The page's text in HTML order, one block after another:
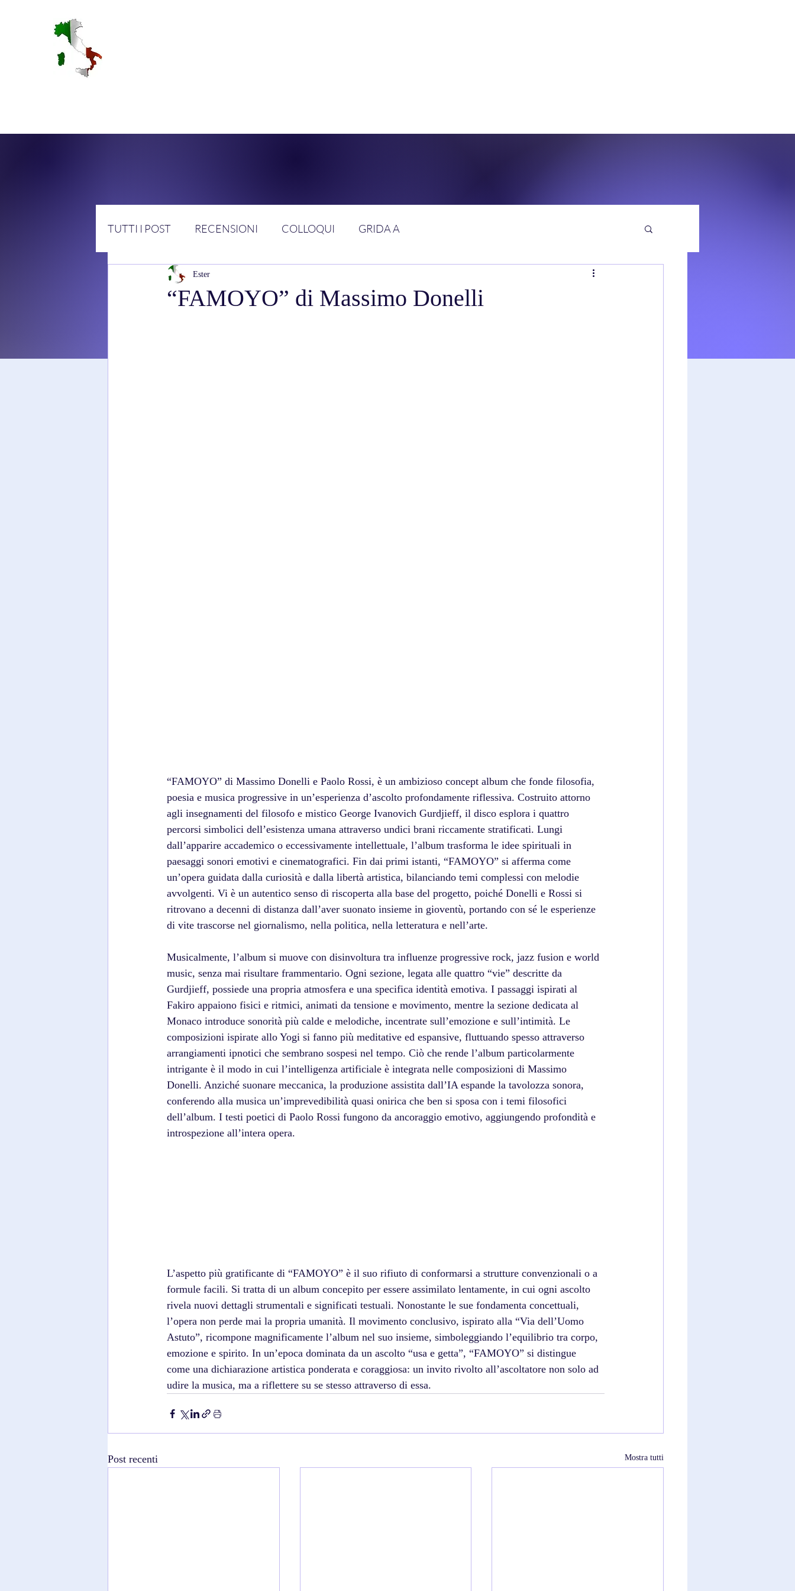
TUTTI I POST RECENSIONI COLLOQUI GRIDA A
“FAMOYO” di Massimo Donelli
Ester
“FAMOYO” di Massimo Donelli e Paolo Rossi, è un ambizioso concept album che fonde filosofia,
poesia e musica progressive in un’esperienza d’ascolto profondamente riflessiva. Costruito attorno
agli insegnamenti del filosofo e mistico George Ivanovich Gurdjieff, il disco esplora i quattro
percorsi simbolici dell’esistenza umana attraverso undici brani riccamente stratificati. Lungi
dall’apparire accademico o eccessivamente intellettuale, l’album trasforma le idee spirituali in
paesaggi sonori emotivi e cinematografici. Fin dai primi istanti, “FAMOYO” si afferma come
un’opera guidata dalla curiosità e dalla libertà artistica, bilanciando temi complessi con melodie
avvolgenti. Vi è un autentico senso di riscoperta alla base del progetto, poiché Donelli e Rossi si
ritrovano a decenni di distanza dall’aver suonato insieme in gioventù, portando con sé le esperienze
di vite trascorse nel giornalismo, nella politica, nella letteratura e nell’arte.
Musicalmente, l’album si muove con disinvoltura tra influenze progressive rock, jazz fusion e world
music, senza mai risultare frammentario. Ogni sezione, legata alle quattro “vie” descritte da
Gurdjieff, possiede una propria atmosfera e una specifica identità emotiva. I passaggi ispirati al
Fakiro appaiono fisici e ritmici, animati da tensione e movimento, mentre la sezione dedicata al
Monaco introduce sonorità più calde e melodiche, incentrate sull’emozione e sull’intimità. Le
composizioni ispirate allo Yogi si fanno più meditative ed espansive, fluttuando spesso attraverso
arrangiamenti ipnotici che sembrano sospesi nel tempo. Ciò che rende l’album particolarmente
intrigante è il modo in cui l’intelligenza artificiale è integrata nelle composizioni di Massimo
Donelli. Anziché suonare meccanica, la produzione assistita dall’IA espande la tavolozza sonora,
conferendo alla musica un’imprevedibilità quasi onirica che ben si sposa con i temi filosofici
dell’album. I testi poetici di Paolo Rossi fungono da ancoraggio emotivo, aggiungendo profondità e
introspezione all’intera opera.
L’aspetto più gratificante di “FAMOYO” è il suo rifiuto di conformarsi a strutture convenzionali o a
formule facili. Si tratta di un album concepito per essere assimilato lentamente, in cui ogni ascolto
rivela nuovi dettagli strumentali e significati testuali. Nonostante le sue fondamenta concettuali,
l’opera non perde mai la propria umanità. Il movimento conclusivo, ispirato alla “Via dell’Uomo
Astuto”, ricompone magnificamente l’album nel suo insieme, simboleggiando l’equilibrio tra corpo,
emozione e spirito. In un’epoca dominata da un ascolto “usa e getta”, “FAMOYO” si distingue
come una dichiarazione artistica ponderata e coraggiosa: un invito rivolto all’ascoltatore non solo ad
udire la musica, ma a riflettere su se stesso attraverso di essa.
Post recenti Mostra tutti